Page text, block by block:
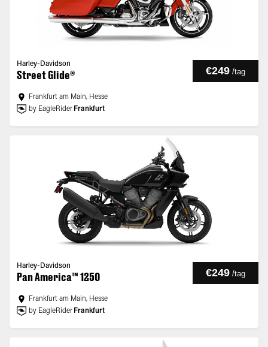
Harley-Davidson
Street Glide® €249 /tag
Frankfurt am Main, Hesse
by EagleRider Frankfurt
Harley-Davidson
Pan America™ 1250 €249 /tag
Frankfurt am Main, Hesse
by EagleRider Frankfurt